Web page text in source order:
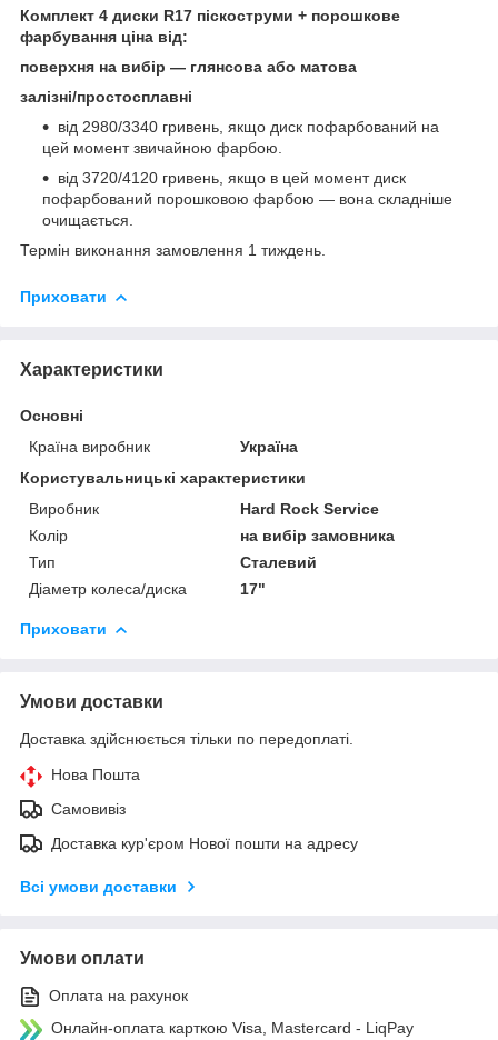
Комплект 4 диски R17 піскоструми + порошкове
фарбування ціна від:
поверхня на вибір — глянсова або матова
залізні/простосплавні
від 2980/3340 гривень, якщо диск пофарбований на
цей момент звичайною фарбою.
від 3720/4120 гривень, якщо в цей момент диск
пофарбований порошковою фарбою — вона складніше
очищається.
Термін виконання замовлення 1 тиждень.
Приховати
Характеристики
Основні
Країна виробник
Україна
Користувальницькі характеристики
Виробник
Hard Rock Service
Колір
на вибір замовника
Тип
Сталевий
Діаметр колеса/диска
17"
Приховати
Умови доставки
Доставка здійснюється тільки по передоплаті.
Нова Пошта
Самовивіз
Доставка кур'єром Нової пошти на адресу
Всі умови доставки
Умови оплати
Оплата на рахунок
Онлайн-оплата карткою Visa, Mastercard - LiqPay